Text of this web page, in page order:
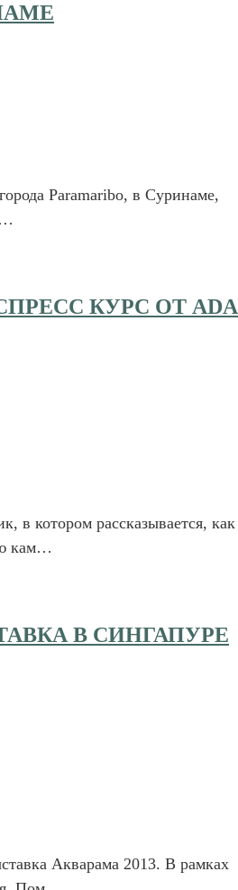
Paramaribo, в Суринаме,
КУРС ОТ ADA
в котором рассказывается, как
кам…
В СИНГАПУРЕ
Акварама 2013. В рамках